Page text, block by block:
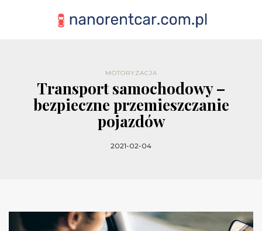
MOTORYZACJA
Transport samochodowy –
bezpieczne przemieszczanie
pojazdów
2021-02-04